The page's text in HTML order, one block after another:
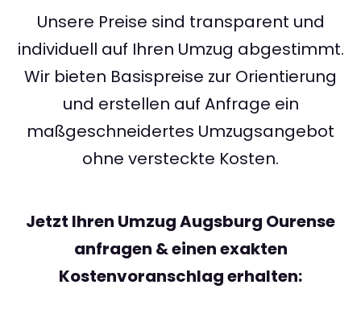
Unsere Preise sind transparent und
individuell auf Ihren Umzug abgestimmt.
Wir bieten Basispreise zur Orientierung
und erstellen auf Anfrage ein
maßgeschneidertes Umzugsangebot
ohne versteckte Kosten.
Jetzt Ihren Umzug Augsburg Ourense
anfragen & einen exakten
Kostenvoranschlag erhalten: